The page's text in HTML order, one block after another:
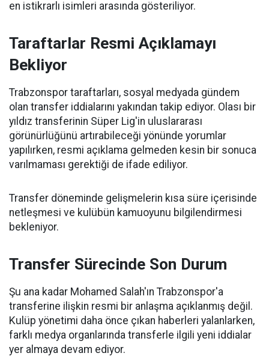
en istikrarlı isimleri arasında gösteriliyor.
Taraftarlar Resmi Açıklamayı
Bekliyor
Trabzonspor taraftarları, sosyal medyada gündem
olan transfer iddialarını yakından takip ediyor. Olası bir
yıldız transferinin Süper Lig'in uluslararası
görünürlüğünü artırabileceği yönünde yorumlar
yapılırken, resmi açıklama gelmeden kesin bir sonuca
varılmaması gerektiği de ifade ediliyor.
Transfer döneminde gelişmelerin kısa süre içerisinde
netleşmesi ve kulübün kamuoyunu bilgilendirmesi
bekleniyor.
Transfer Sürecinde Son Durum
Şu ana kadar Mohamed Salah'ın Trabzonspor'a
transferine ilişkin resmi bir anlaşma açıklanmış değil.
Kulüp yönetimi daha önce çıkan haberleri yalanlarken,
farklı medya organlarında transferle ilgili yeni iddialar
yer almaya devam ediyor.